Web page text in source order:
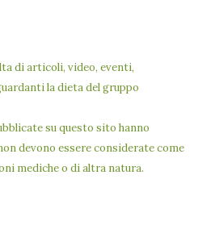
di articoli, video, eventi,
la dieta del gruppo
su questo sito hanno
devono essere considerate come
mediche o di altra natura.